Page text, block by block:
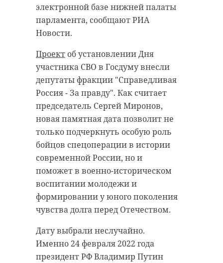
электронной базе нижней палаты
парламента, сообщают РИА
Новости.
Проект об установлении Дня
участника СВО в Госдуму внесли
депутаты фракции "Справедливая
Россия - За правду". Как считает
председатель Сергей Миронов,
новая памятная дата позволит не
только подчеркнуть особую роль
бойцов спецоперации в истории
современной России, но и
поможет в военно-историческом
воспитании молодежи и
формировании у юного поколения
чувства долга перед Отечеством.
Дату выбрали неслучайно.
Именно 24 февраля 2022 года
президент РФ Владимир Путин